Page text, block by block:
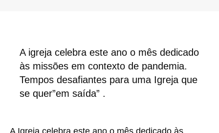
A igreja celebra este ano o mês dedicado
às missões em contexto de pandemia.
Tempos desafiantes para uma Igreja que
se quer”em saída” .
A Igreja celebra este ano o mês dedicado às